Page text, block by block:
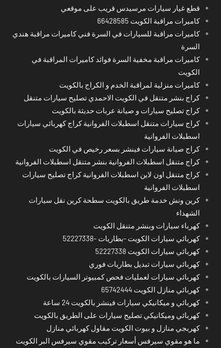
قطع غيار سيارات مرسيدس قريب على موقعي
كاميرات مراقبة الكويت 66428585
كاميرات مراقبة للسيارات في السرة فني كاميرات مراقبة هندي
السرة
كاميرات مراقبة مخفية السرة فوائد كاميرات المراقبة في
الكويت
كاميرات منزلية لمراقبة الخدم و الكراج بالكويت
كراج بنشر متنقل في الكويت الاحمدي تصليح سيارات متنقل
كراج تصليح سيارات و صيانة عربات حديثة بالكويت
كراج سيارات متنقل اسطبلات الفروانية كراج كهربائي سيارات
اسطبلات الفروانية
كراج صيانة سيارات فينشر بسعر رخيص في الكويت
كراج متنقل اسطبلات الفروانية بنشر متنقل اسطبلات الفروانية
كراج متنقل اون لاين اسطبلات الفروانية كراج تصليح سيارات
اسطبلات الفروانية
كرين ونش خدمة طريق بالكويت سطحة كرين نقل سيارات
الشهداء
كهرباء سيارات وبنشر متنقل الكويت
كهربائي سيارات الكويت -بطاريات -52227338
كهربائي سيارات الكويت 52227338
كهربائي سيارات تبديل بطاريات فوري
كهربائي سيارات لعمليات فحص كمبيوتر السيارات بالكويت
كهربائي منازل الكويت 65742444
كهربائي و ميكانيكي سيارات فينشر بالكويت 24 ساعة
كهربائي وميكانيكي تصليح سيارات على الطريق بالكويت
كهربجي منازل و بيوت الكويت مقاول كهربائي منازل
ما هو مقوي سيرفس أسعار تركيب مقوي سيرفس البر الكويت